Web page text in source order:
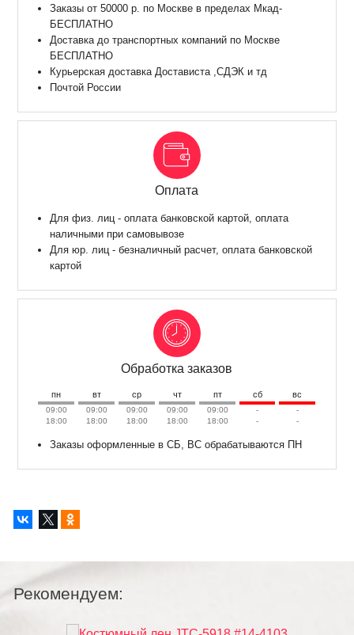
Заказы от 50000 р. по Москве в пределах Мкад-
БЕСПЛАТНО
Доставка до транспортных компаний по Москве
БЕСПЛАТНО
Курьерская доставка Достависта ,СДЭК и тд
Почтой России
Оплата
Для физ. лиц - оплата банковской картой, оплата
наличными при самовывозе
Для юр. лиц - безналичный расчет, оплата банковской
картой
Обработка заказов
пн вт ср чт пт сб вс
09:00
18:00
09:00
18:00
09:00
18:00
09:00
18:00
09:00
18:00
-
-
-
-
Заказы оформленные в СБ, ВС обрабатываются ПН
Рекомендуем: